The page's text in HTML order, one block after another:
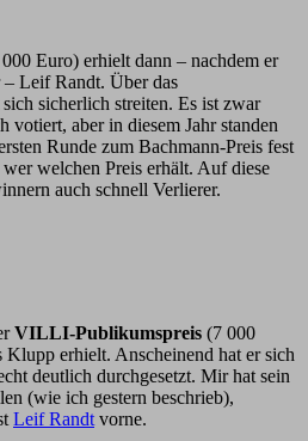
Euro) erhielt dann – nachdem er
Leif Randt. Über das
sicherlich streiten. Es ist zwar
votiert, aber in diesem Jahr standen
Runde zum Bachmann-Preis fest
welchen Preis erhält. Auf diese
auch schnell Verlierer.
VILLI-Publikumspreis (7 000
erhielt. Anscheinend hat er sich
deutlich durchgesetzt. Mir hat sein
(wie ich gestern beschrieb),
Leif Randt vorne.